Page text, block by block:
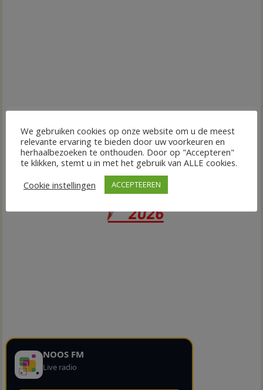
NOOS FM
Live radio
We gebruiken cookies op onze website om u de meest
relevante ervaring te bieden door uw voorkeuren en
herhaalbezoeken te onthouden. Door op "Accepteren"
te klikken, stemt u in met het gebruik van ALLE cookies.
Cookie instellingen
ACCEPTEEREN